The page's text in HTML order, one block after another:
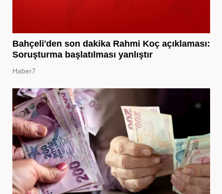
Bahçeli'den son dakika Rahmi Koç açıklaması:
Soruşturma başlatılması yanlıştır
Haber7